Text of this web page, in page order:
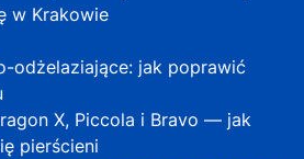
w Krakowie
odżelaziające: jak poprawić
X, Piccola i Bravo — jak
pierścieni